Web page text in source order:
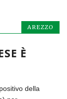
AREZZO
È
della